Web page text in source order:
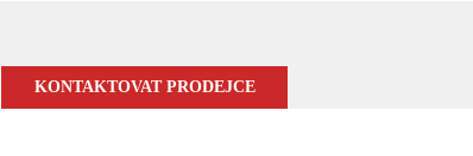
KONTAKTOVAT PRODEJCE